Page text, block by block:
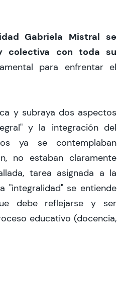
Gabriela Mistral se
colectiva con toda su
para enfrentar el
y subraya dos aspectos
y la integración del
ya se contemplaban
no estaban claramente
tarea asignada a la
"integralidad" se entiende
debe reflejarse y ser
educativo (docencia,